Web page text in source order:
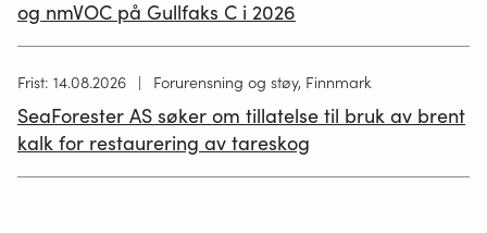
og nmVOC på Gullfaks C i 2026
Høring
publisert
19.06.2026
Frist: 14.08.2026 Forurensning og støy, Finnmark
SeaForester AS søker om tillatelse til bruk av brent
kalk for restaurering av tareskog